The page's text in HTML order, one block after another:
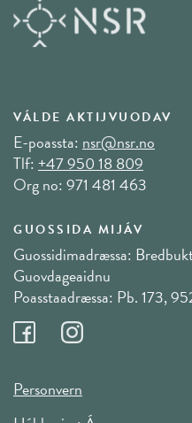
VÁLDE AKTIJVUODAV
E-poassta: nsr@nsr.no
Tlf:+47 950 18 809
Org no: 971 481 463
GUOSSIDA MIJÁV
Guossidimadræssa:
Guovdageaidnu
Poasstaadræssa: Pb. 173,
Personvern